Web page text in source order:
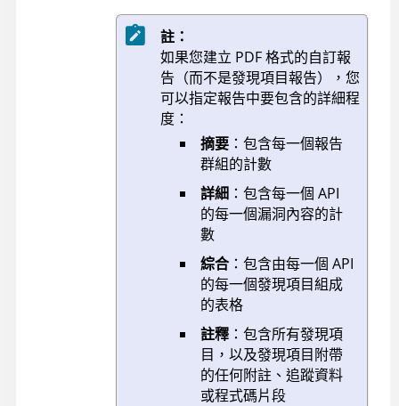
註：
如果您建立 PDF 格式的自訂報
告（而不是發現項目報告），您
可以指定報告中要包含的詳細程
度：
摘要 ：包含每一個報告
群組的計數
詳細 ：包含每一個 API
的每一個漏洞內容的計
數
綜合 ：包含由每一個 API
的每一個發現項目組成
的表格
註釋 ：包含所有發現項
目，以及發現項目附帶
的任何附註、追蹤資料
或程式碼片段